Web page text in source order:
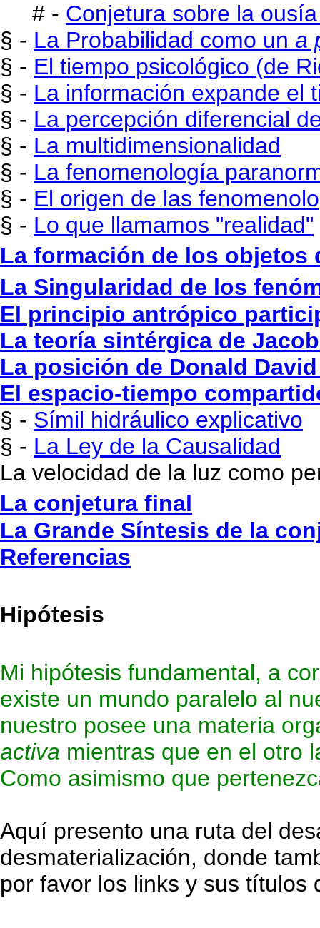
# - Conjetura sobre la
§ - La Probabilidad como un a
§ - El tiempo psicológico (de
§ - La información expande el
§ - La percepción diferencial
§ - La multidimensionalidad
§ - La fenomenología
§ - El origen de las
§ - Lo que llamamos "realidad"
La formación de los objetos
La Singularidad de los
El principio antrópico
La teoría sintérgica de
La posición de Donald
El espacio-tiempo
§ - Símil hidráulico explicativo
§ - La Ley de la Causalidad
La velocidad de la luz como
La conjetura final
La Grande Síntesis de la
Referencias
Hipótesis
Mi hipótesis fundamental, a
existe un mundo paralelo al
nuestro posee una materia
activa mientras que en el otro
Como asimismo que
Aquí presento una ruta del
desmaterialización, donde
por favor los links y sus títulos